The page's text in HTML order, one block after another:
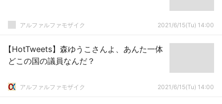
アルファルファモザイク 2021/6/15(Tu) 14:00
【HotTweets】森ゆうこさんよ、あんた一体
どこの国の議員なんだ？
アルファルファモザイク 2021/6/15(Tu) 14:00